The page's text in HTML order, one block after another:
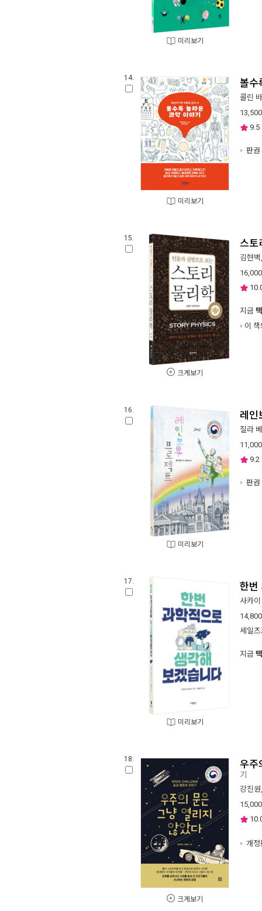
미리보기
14.
미리보기
볼수
콜린
13,500
9.5
판권
15.
크게보기
스토
김현벽
16,000
지금
이
16.
미리보기
레인
질라
11,000
9.2
판권
17.
미리보기
한번
사카
14,800
세일
지금
18.
크게보기
우주
기
강진원
15,000
개정